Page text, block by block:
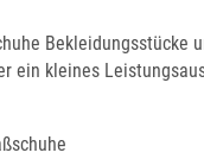
Bekleidungsstücke
ein kleines